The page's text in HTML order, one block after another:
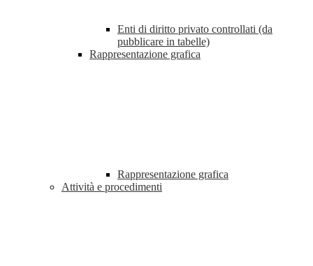
Enti di diritto privato controllati (da
pubblicare in tabelle)
Rappresentazione grafica
Rappresentazione grafica
Attività e procedimenti